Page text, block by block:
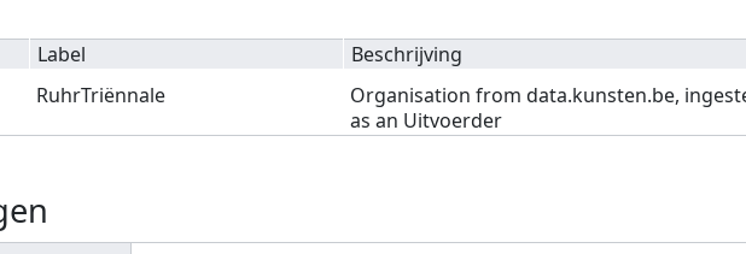
Label
Beschrijving
RuhrTriënnale
Organisation from data.kunsten.be,
as an Uitvoerder